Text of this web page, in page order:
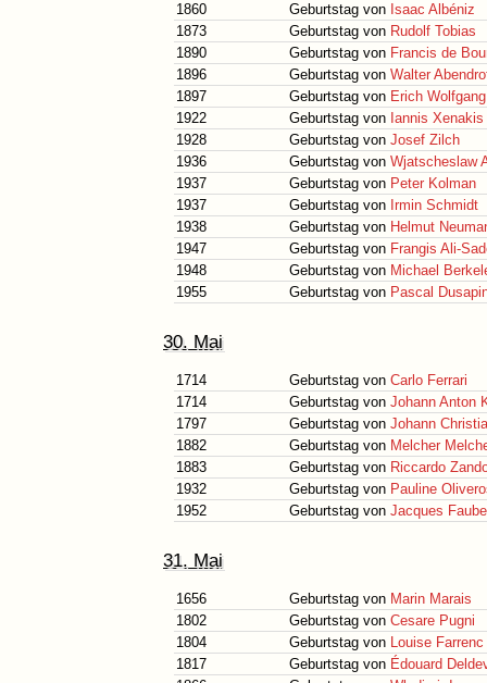
1860 Geburtstag von Isaac Albéniz
1873
Geburtstag von Rudolf Tobias
1890
Geburtstag von Francis de
1896
Geburtstag von Walter
1897
Geburtstag von Erich
1922
Geburtstag von Iannis Xenakis
1928
Geburtstag von Josef Zilch
1936
Geburtstag von Wjatscheslaw
1937
Geburtstag von Peter Kolman
1937
Geburtstag von Irmin Schmidt
1938
Geburtstag von Helmut
1947
Geburtstag von Frangis Ali-
1948
Geburtstag von Michael
1955
Geburtstag von Pascal
30. Mai
1714 Geburtstag von Carlo Ferrari
1714
Geburtstag von Johann Anton
1797
Geburtstag von Johann
1882
Geburtstag von Melcher
1883
Geburtstag von Riccardo
1932
Geburtstag von Pauline
1952
Geburtstag von Jacques
31. Mai
1656 Geburtstag von Marin Marais
1802
Geburtstag von Cesare Pugni
1804
Geburtstag von Louise Farrenc
1817
Geburtstag von Édouard